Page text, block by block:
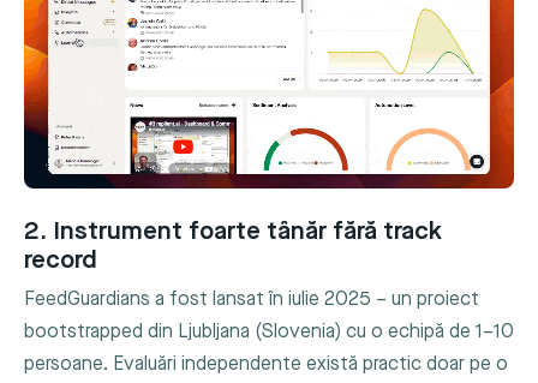
2. Instrument foarte tânăr fără track
record
FeedGuardians a fost lansat în iulie 2025 – un proiect
bootstrapped din Ljubljana (Slovenia) cu o echipă de 1–10
persoane. Evaluări independente există practic doar pe o